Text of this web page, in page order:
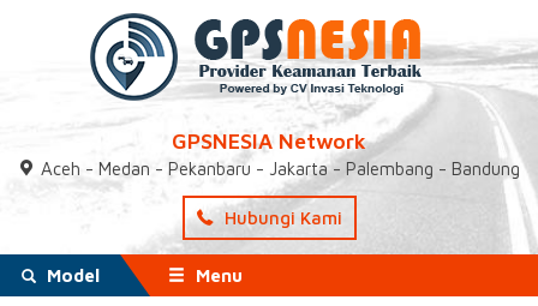
GPSNESIA Network
Aceh - Medan - Pekanbaru - Jakarta - Palembang - Bandung
Hubungi Kami
Model Menu